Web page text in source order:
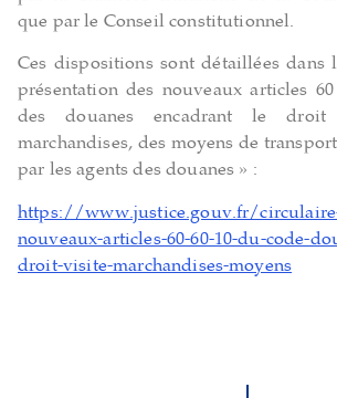
que par le Conseil constitutionnel.
Ces dispositions sont détaillées dans
présentation des nouveaux articles
des douanes encadrant le
marchandises, des moyens de
par les agents des douanes » :
https://www.justice.gouv.fr/
nouveaux-articles-60-60-10-du-code-
droit-visite-marchandises-moyens